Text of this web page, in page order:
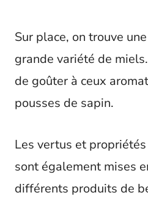
Sur place, on trouve
grande variété de
de goûter à ceux
pousses de sapin.
Les vertus et
sont également mises
différents produits de